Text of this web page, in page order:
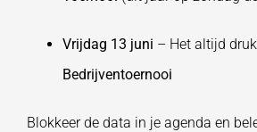
Vrijdag 13 juni – Het altijd
Bedrijventoernooi
Blokkeer de data in je agenda en